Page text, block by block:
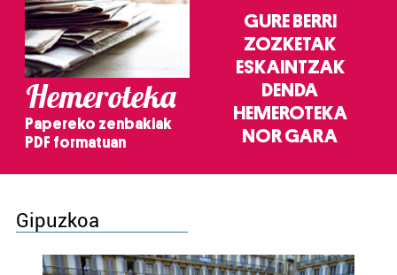
Hemeroteka
Papereko zenbakiak
PDF formatuan
GURE BERRI
ZOZKETAK
ESKAINTZAK
DENDA
HEMEROTEKA
NOR GARA
Gipuzkoa